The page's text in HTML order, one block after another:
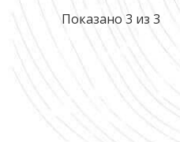
Показано 3 из 3